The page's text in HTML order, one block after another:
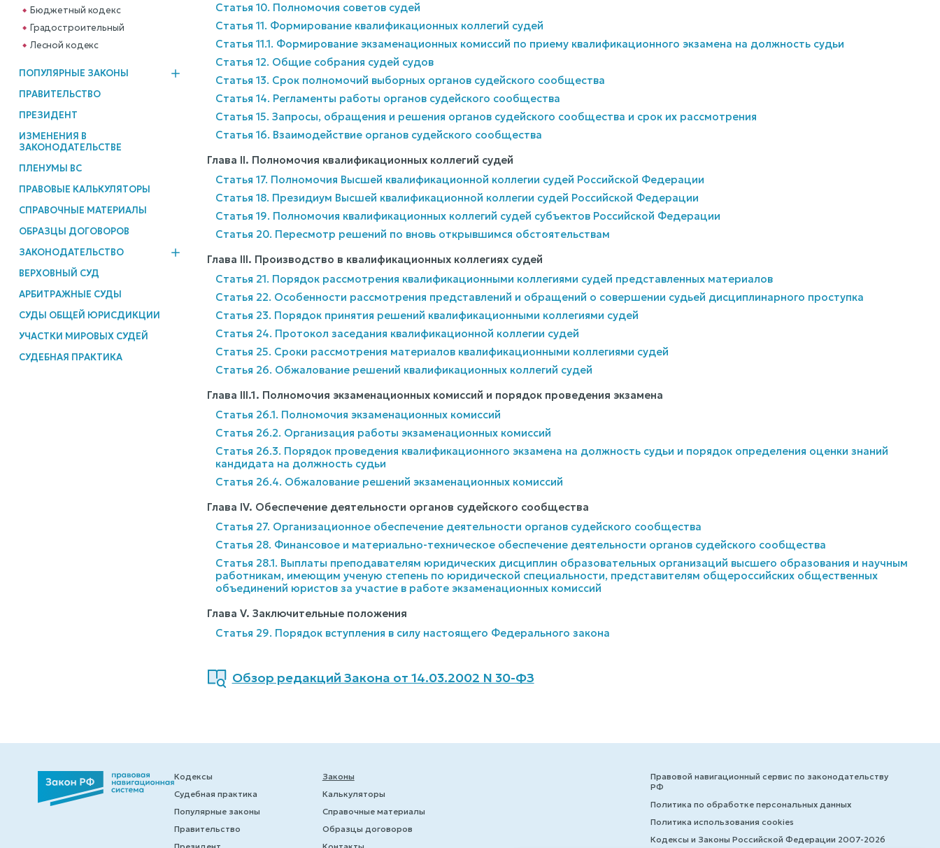
Бюджетный кодекс
Градостроительный
Лесной кодекс
ПОПУЛЯРНЫЕ ЗАКОНЫ
ПРАВИТЕЛЬСТВО
ПРЕЗИДЕНТ
ИЗМЕНЕНИЯ В
ЗАКОНОДАТЕЛЬСТВЕ
ПЛЕНУМЫ ВС
ПРАВОВЫЕ КАЛЬКУЛЯТОРЫ
СПРАВОЧНЫЕ МАТЕРИАЛЫ
ОБРАЗЦЫ ДОГОВОРОВ
ЗАКОНОДАТЕЛЬСТВО
ВЕРХОВНЫЙ СУД
АРБИТРАЖНЫЕ СУДЫ
СУДЫ ОБЩЕЙ ЮРИСДИКЦИИ
УЧАСТКИ МИРОВЫХ СУДЕЙ
СУДЕБНАЯ ПРАКТИКА
Статья 10. Полномочия советов судей
Статья 11. Формирование квалификационных коллегий судей
Статья 11.1. Формирование экзаменационных комиссий по приему квалификационного экзамена на должность судьи
Статья 12. Общие собрания судей судов
Статья 13. Срок полномочий выборных органов судейского сообщества
Статья 14. Регламенты работы органов судейского сообщества
Статья 15. Запросы, обращения и решения органов судейского сообщества и срок их рассмотрения
Статья 16. Взаимодействие органов судейского сообщества
Глава II. Полномочия квалификационных коллегий судей
Статья 17. Полномочия Высшей квалификационной коллегии судей Российской Федерации
Статья 18. Президиум Высшей квалификационной коллегии судей Российской Федерации
Статья 19. Полномочия квалификационных коллегий судей субъектов Российской Федерации
Статья 20. Пересмотр решений по вновь открывшимся обстоятельствам
Глава III. Производство в квалификационных коллегиях судей
Статья 21. Порядок рассмотрения квалификационными коллегиями судей представленных материалов
Статья 22. Особенности рассмотрения представлений и обращений о совершении судьей дисциплинарного проступка
Статья 23. Порядок принятия решений квалификационными коллегиями судей
Статья 24. Протокол заседания квалификационной коллегии судей
Статья 25. Сроки рассмотрения материалов квалификационными коллегиями судей
Статья 26. Обжалование решений квалификационных коллегий судей
Глава III.1. Полномочия экзаменационных комиссий и порядок проведения экзамена
Статья 26.1. Полномочия экзаменационных комиссий
Статья 26.2. Организация работы экзаменационных комиссий
Статья 26.3. Порядок проведения квалификационного экзамена на должность судьи и порядок определения оценки знаний
кандидата на должность судьи
Статья 26.4. Обжалование решений экзаменационных комиссий
Глава IV. Обеспечение деятельности органов судейского сообщества
Статья 27. Организационное обеспечение деятельности органов судейского сообщества
Статья 28. Финансовое и материально-техническое обеспечение деятельности органов судейского сообщества
Статья 28.1. Выплаты преподавателям юридических дисциплин образовательных организаций высшего образования и научным
работникам, имеющим ученую степень по юридической специальности, представителям общероссийских общественных
объединений юристов за участие в работе экзаменационных комиссий
Глава V. Заключительные положения
Статья 29. Порядок вступления в силу настоящего Федерального закона
Обзор редакций Закона от 14.03.2002 N 30-ФЗ
Кодексы
Судебная практика
Популярные законы
Правительство
Законы
Калькуляторы
Справочные материалы
Образцы договоров
Правовой навигационный сервис по законодательству
РФ
Политика по обработке персональных данных
Политика использования cookies
Кодексы и Законы Российской Федерации 2007-2026